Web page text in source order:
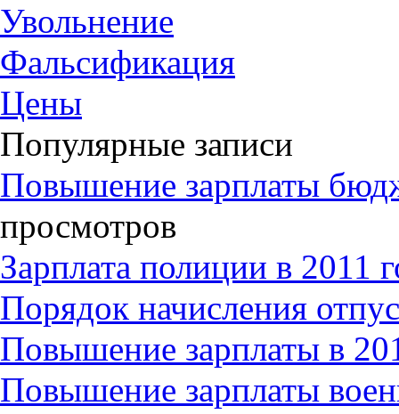
Увольнение
Фальсификация
Цены
Популярные записи
Повышение зарплаты
просмотров
Зарплата полиции в 2011
Порядок начисления
Повышение зарплаты в
Повышение зарплаты